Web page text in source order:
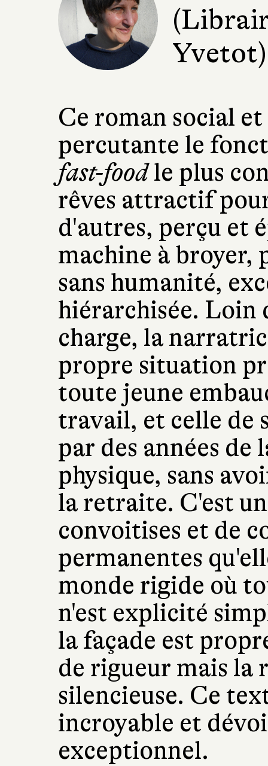
Yvetot)
Ce roman social
percutante le
fast-foodle plus
rêves attractif
d'autres, perçu et
machine à broyer,
sans humanité,
hiérarchisée. Loin
charge, la
propre situation
toute jeune
travail, et celle de
par des années de
physique, sans
la retraite. C'est
convoitises et de
permanentes
monde rigide où
n'est explicité
la façade est
de rigueur mais la
silencieuse. Ce
incroyable et
exceptionnel.